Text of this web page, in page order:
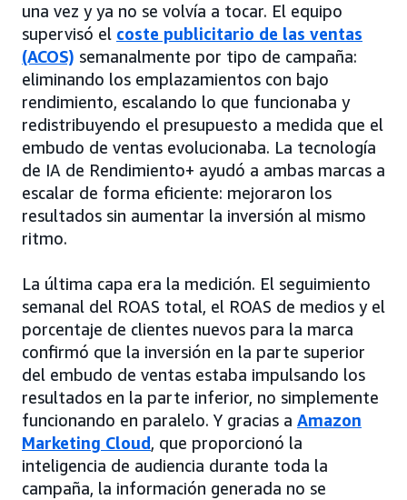
una vez y ya no se volvía a tocar. El equipo
supervisó el coste publicitario de las ventas
(ACOS) semanalmente por tipo de campaña:
eliminando los emplazamientos con bajo
rendimiento, escalando lo que funcionaba y
redistribuyendo el presupuesto a medida que el
embudo de ventas evolucionaba. La tecnología
de IA de Rendimiento+ ayudó a ambas marcas a
escalar de forma eficiente: mejoraron los
resultados sin aumentar la inversión al mismo
ritmo.
La última capa era la medición. El seguimiento
semanal del ROAS total, el ROAS de medios y el
porcentaje de clientes nuevos para la marca
confirmó que la inversión en la parte superior
del embudo de ventas estaba impulsando los
resultados en la parte inferior, no simplemente
funcionando en paralelo. Y gracias a Amazon
Marketing Cloud, que proporcionó la
inteligencia de audiencia durante toda la
campaña, la información generada no se